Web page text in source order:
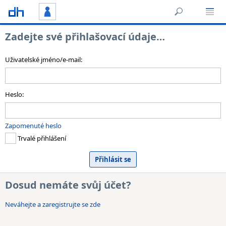
Zadejte své přihlašovací údaje…
Uživatelské jméno/e-mail:
Heslo:
Zapomenuté heslo
Trvalé přihlášení
Dosud nemáte svůj účet?
Neváhejte a zaregistrujte se zde